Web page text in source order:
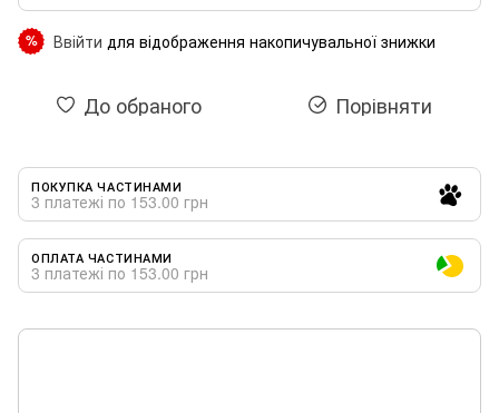
% Ввійти для відображення накопичувальної знижки
До обраного Порівняти
ПОКУПКА ЧАСТИНАМИ
3 платежі по 153.00 грн
ОПЛАТА ЧАСТИНАМИ
3 платежі по 153.00 грн